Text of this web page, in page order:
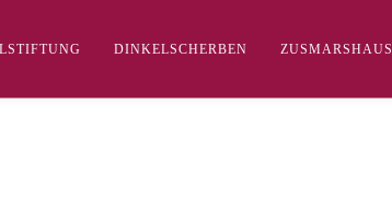
DINKELSCHERBEN